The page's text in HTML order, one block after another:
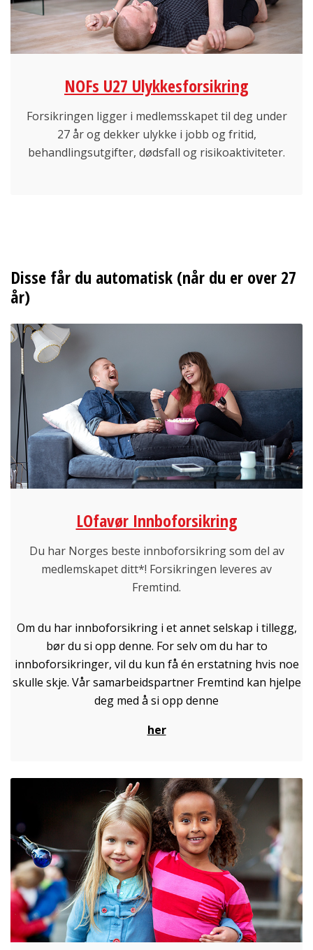
NOFs U27 Ulykkesforsikring
Forsikringen ligger i medlemsskapet til deg under
27 år og dekker ulykke i jobb og fritid,
behandlingsutgifter, dødsfall og risikoaktiviteter.
Disse får du automatisk (når du er over 27
år)
LOfavør Innboforsikring
Du har Norges beste innboforsikring som del av
medlemskapet ditt*! Forsikringen leveres av
Fremtind.
Om du har innboforsikring i et annet selskap i tillegg,
bør du si opp denne. For selv om du har to
innboforsikringer, vil du kun få én erstatning hvis noe
skulle skje. Vår samarbeidspartner Fremtind kan hjelpe
deg med å si opp denne
her